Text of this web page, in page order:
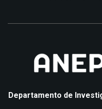
Departamento de